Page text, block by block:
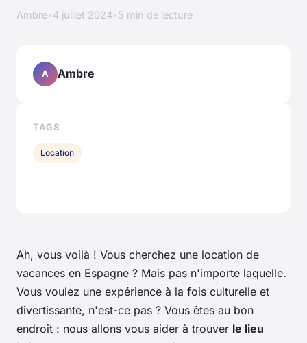
Ambre•4 juillet 2024•5 min de lecture
Ah, vous voilà ! Vous cherchez une location de
vacances en Espagne ? Mais pas n'importe laquelle.
Vous voulez une expérience à la fois culturelle et
divertissante, n'est-ce pas ? Vous êtes au bon
endroit : nous allons vous aider à trouver le lieu
A Ambre
TAGS
Location